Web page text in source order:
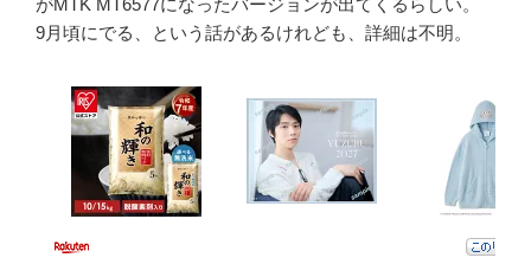
がMTK MT6577になったバージョンが出てくるらしい。
9月頃にでる、という話があるけれども、詳細は不明。